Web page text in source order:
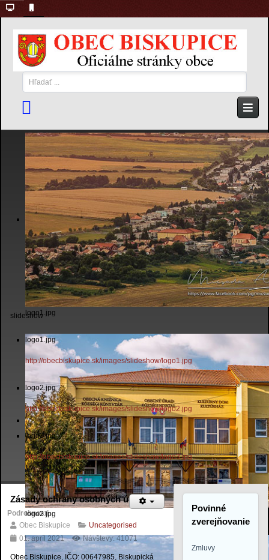
Hľadať
...
logo1.jpg
logo2.jpg
slideshow
logo1.jpg
http://obecbiskupice.sk/images/slideshow/logo1.jpg
logo2.jpg
http://obecbiskupice.sk/images/slideshow/logo2.jpg
logo3.jpg
http://obecbiskupice.sk/images/slideshow/logo3.jpg
Zásady ochrany osobných údajov
Podrobnosti
Obec Biskupice
Uncategorised
01. apríl 2021
Návštevy: 41071
Obec Biskupice, IČO: 00647985, Biskupická
Povinné
zverejňovanie
Zmluvy